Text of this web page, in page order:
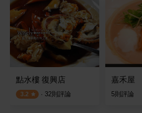
點水樓 復興店
3.2 · 32則評論
嘉禾屋
5則評論